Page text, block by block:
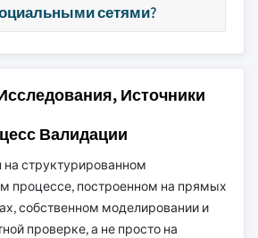
сетями?
Источники
Валидации
на структурированном
процессе, построенном на прямых
собственном моделировании и
проверке, а не просто на